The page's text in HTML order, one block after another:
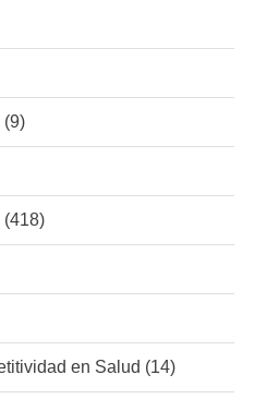
(9)
(418)
en Salud (14)